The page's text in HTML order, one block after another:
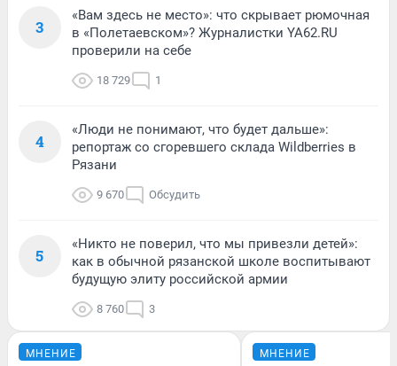
3
«Вам здесь не место»: что скрывает рюмочная
в «Полетаевском»? Журналистки YA62.RU
проверили на себе
18 729 1
4
«Люди не понимают, что будет дальше»:
репортаж со сгоревшего склада Wildberries в
Рязани
9 670 Обсудить
5
«Никто не поверил, что мы привезли детей»:
как в обычной рязанской школе воспитывают
будущую элиту российской армии
8 760 3
МНЕНИЕ МНЕНИЕ